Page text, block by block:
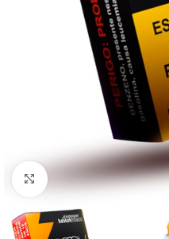
Clique para ampliar